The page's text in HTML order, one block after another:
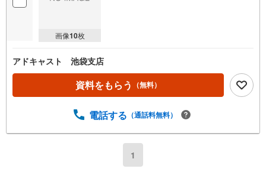
画像10枚
アドキャスト 池袋支店
資料をもらう （無料）
電話する （通話料無料）
1